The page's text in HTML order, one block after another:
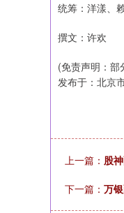
统筹：洋漾、
撰文：许欢
(免责声明：部
发布于：北京
上一篇： 股
下一篇： 万